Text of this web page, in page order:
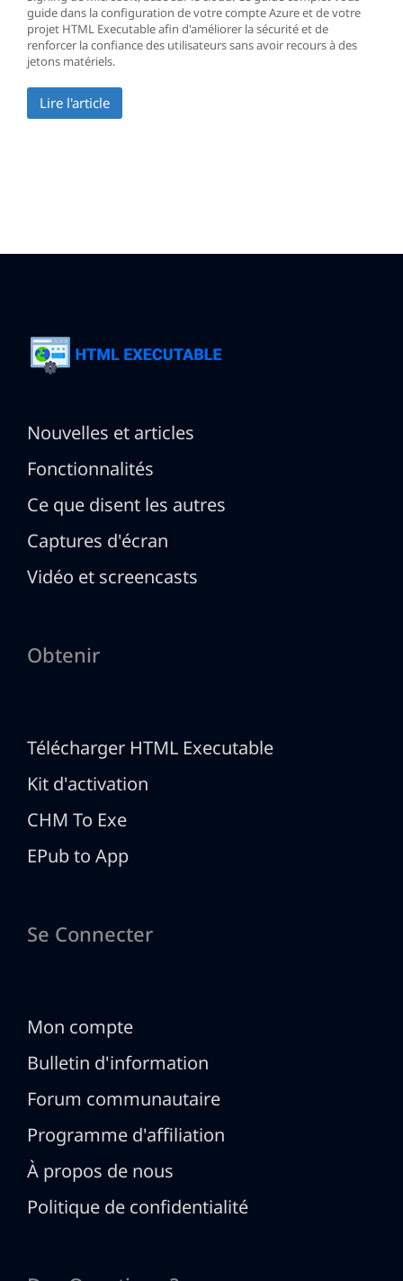
guide dans la configuration de votre compte Azure et de votre
projet HTML Executable afin d'améliorer la sécurité et de
renforcer la confiance des utilisateurs sans avoir recours à des
jetons matériels.
Lire l'article
Nouvelles et articles
Fonctionnalités
Ce que disent les autres
Captures d'écran
Vidéo et screencasts
Obtenir
Télécharger HTML Executable
Kit d'activation
CHM To Exe
EPub to App
Se Connecter
Mon compte
Bulletin d'information
Forum communautaire
Programme d'affiliation
À propos de nous
Politique de confidentialité